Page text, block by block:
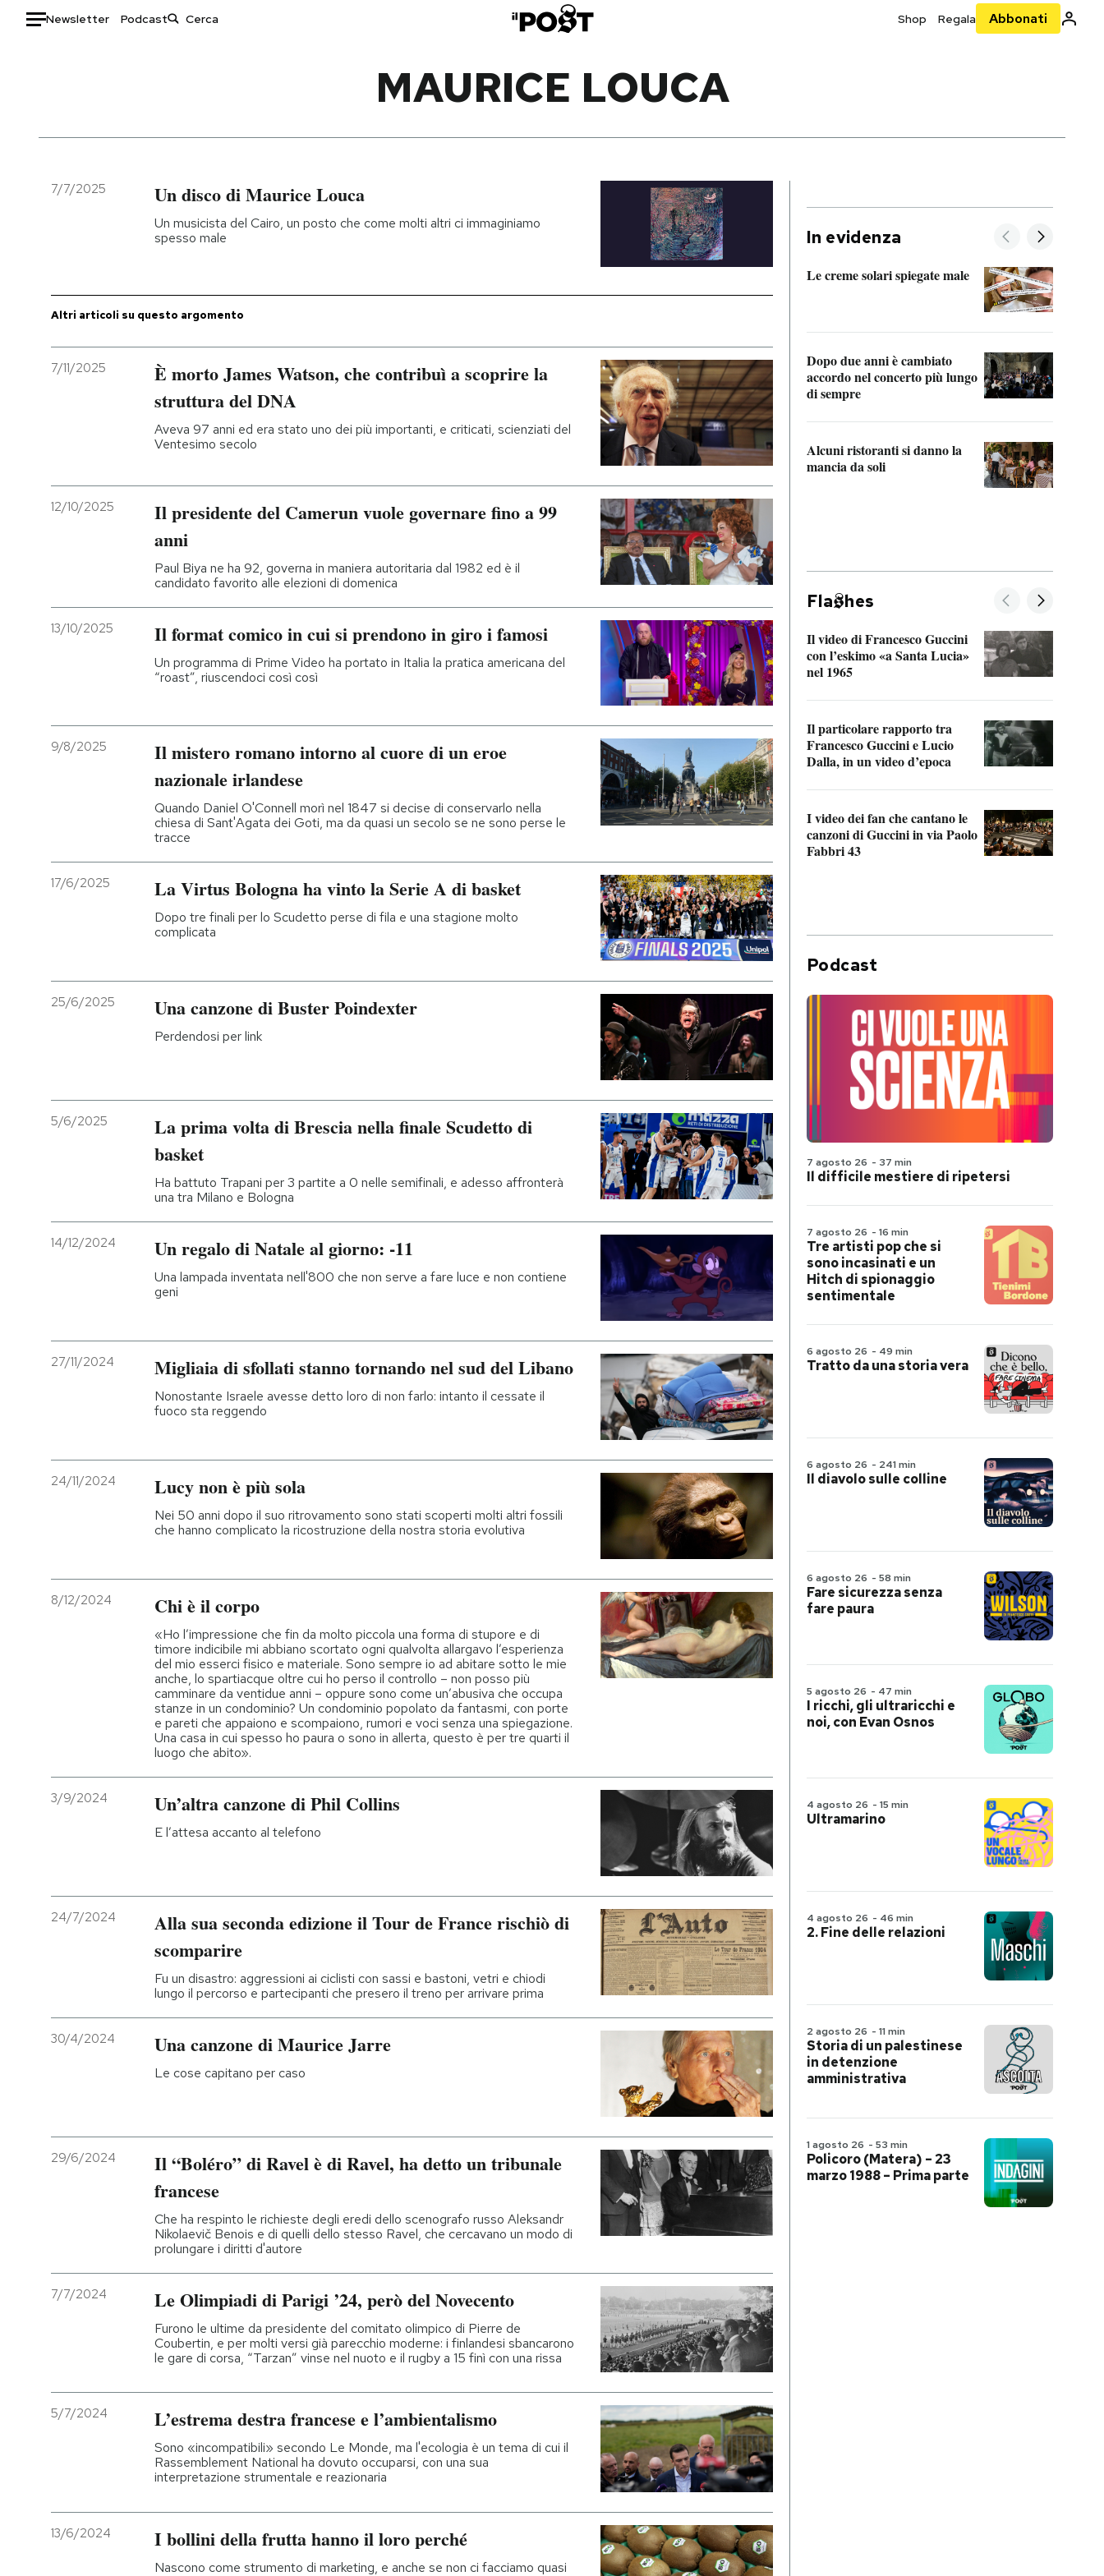
Newsletter Podcast Shop Regala Abbonati
Italia
Politica
Moda
Ok Boomer!
I MIEI PREFERITI
AREA PERSONALE
MAURICE LOUCA
7/7/2025 Un disco di Maurice Louca
Un musicista del Cairo, un posto che come molti altri ci immaginiamo
spesso male
Altri articoli su questo argomento
7/11/2025
È morto James Watson, che contribuì a scoprire la
struttura del DNA
Aveva 97 anni ed era stato uno dei più importanti, e criticati, scienziati del
Ventesimo secolo
12/10/2025
Il presidente del Camerun vuole governare fino a 99
anni
Paul Biya ne ha 92, governa in maniera autoritaria dal 1982 ed è il
candidato favorito alle elezioni di domenica
13/10/2025 Il format comico in cui si prendono in giro i famosi
Un programma di Prime Video ha portato in Italia la pratica americana del
“roast”, riuscendoci così così
9/8/2025
Il mistero romano intorno al cuore di un eroe
nazionale irlandese
Quando Daniel O'Connell morì nel 1847 si decise di conservarlo nella
chiesa di Sant'Agata dei Goti, ma da quasi un secolo se ne sono perse le
tracce
17/6/2025 La Virtus Bologna ha vinto la Serie A di basket
Dopo tre finali per lo Scudetto perse di fila e una stagione molto
complicata
25/6/2025 Una canzone di Buster Poindexter
Perdendosi per link
5/6/2025
La prima volta di Brescia nella finale Scudetto di
basket
Ha battuto Trapani per 3 partite a 0 nelle semifinali, e adesso affronterà
una tra Milano e Bologna
14/12/2024 Un regalo di Natale al giorno: -11
Una lampada inventata nell'800 che non serve a fare luce e non contiene
geni
27/11/2024 Migliaia di sfollati stanno tornando nel sud del Libano
Nonostante Israele avesse detto loro di non farlo: intanto il cessate il
fuoco sta reggendo
24/11/2024 Lucy non è più sola
Nei 50 anni dopo il suo ritrovamento sono stati scoperti molti altri fossili
che hanno complicato la ricostruzione della nostra storia evolutiva
8/12/2024 Chi è il corpo
«Ho l’impressione che fin da molto piccola una forma di stupore e di
timore indicibile mi abbiano scortato ogni qualvolta allargavo l’esperienza
del mio esserci fisico e materiale. Sono sempre io ad abitare sotto le mie
anche, lo spartiacque oltre cui ho perso il controllo – non posso più
camminare da ventidue anni – oppure sono come un’abusiva che occupa
stanze in un condominio? Un condominio popolato da fantasmi, con porte
e pareti che appaiono e scompaiono, rumori e voci senza una spiegazione.
Una casa in cui spesso ho paura o sono in allerta, questo è per tre quarti il
luogo che abito».
3/9/2024 Un’altra canzone di Phil Collins
E l’attesa accanto al telefono
24/7/2024
Alla sua seconda edizione il Tour de France rischiò di
scomparire
Fu un disastro: aggressioni ai ciclisti con sassi e bastoni, vetri e chiodi
lungo il percorso e partecipanti che presero il treno per arrivare prima
30/4/2024 Una canzone di Maurice Jarre
Le cose capitano per caso
29/6/2024
Il “Boléro” di Ravel è di Ravel, ha detto un tribunale
francese
Che ha respinto le richieste degli eredi dello scenografo russo Aleksandr
Nikolaevič Benois e di quelli dello stesso Ravel, che cercavano un modo di
prolungare i diritti d'autore
7/7/2024 Le Olimpiadi di Parigi ’24, però del Novecento
Furono le ultime da presidente del comitato olimpico di Pierre de
Coubertin, e per molti versi già parecchio moderne: i finlandesi sbancarono
le gare di corsa, “Tarzan” vinse nel nuoto e il rugby a 15 finì con una rissa
5/7/2024 L’estrema destra francese e l’ambientalismo
Sono «incompatibili» secondo Le Monde, ma l'ecologia è un tema di cui il
Rassemblement National ha dovuto occuparsi, con una sua
interpretazione strumentale e reazionaria
13/6/2024 I bollini della frutta hanno il loro perché
Nascono come strumento di marketing, e anche se non ci facciamo quasi
In evidenza
Le creme solari spiegate male
Dopo due anni è cambiato
accordo nel concerto più lungo
di sempre
Alcuni ristoranti si danno la
mancia da soli
Fla hes
Il video di Francesco Guccini
con l’eskimo «a Santa Lucia»
nel 1965
Il particolare rapporto tra
Francesco Guccini e Lucio
Dalla, in un video d’epoca
I video dei fan che cantano le
canzoni di Guccini in via Paolo
Fabbri 43
Podcast
7 agosto 26 - 37 min
Il difficile mestiere di ripetersi
7 agosto 26 - 16 min
Tre artisti pop che si
sono incasinati e un
Hitch di spionaggio
sentimentale
6 agosto 26 - 49 min
Tratto da una storia vera
6 agosto 26 - 241 min
Il diavolo sulle colline
6 agosto 26 - 58 min
Fare sicurezza senza
fare paura
5 agosto 26 - 47 min
I ricchi, gli ultraricchi e
noi, con Evan Osnos
4 agosto 26 - 15 min
Ultramarino
4 agosto 26 - 46 min
2. Fine delle relazioni
2 agosto 26 - 11 min
Storia di un palestinese
in detenzione
amministrativa
1 agosto 26 - 53 min
Policoro (Matera) – 23
marzo 1988 – Prima parte